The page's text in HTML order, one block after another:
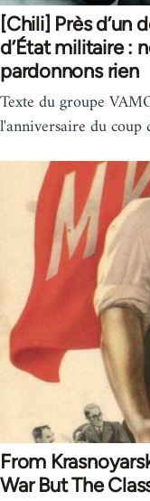
[Chili] Près d’un
d’État militaire :
pardonnons rien
Texte du groupe
l'anniversaire du
From
War But The